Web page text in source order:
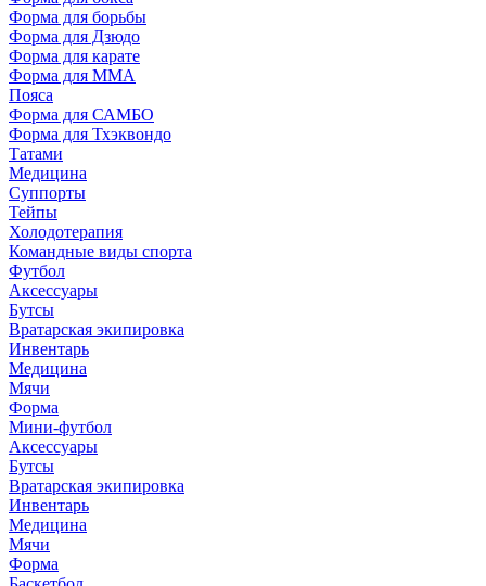
Форма для борьбы
Форма для Дзюдо
Форма для карате
Форма для MMA
Пояса
Форма для САМБО
Форма для Тхэквондо
Татами
Медицина
Суппорты
Тейпы
Холодотерапия
Командные виды спорта
Футбол
Аксессуары
Бутсы
Вратарская экипировка
Инвентарь
Медицина
Мячи
Форма
Мини-футбол
Аксессуары
Бутсы
Вратарская экипировка
Инвентарь
Медицина
Мячи
Форма